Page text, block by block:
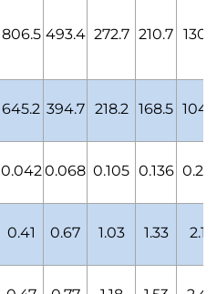
806.5 493.4 272.7 210.7
645.2 394.7 218.2 168.5
0.0420.068 0.105 0.136
0.41 0.67 1.03 1.33 2.15